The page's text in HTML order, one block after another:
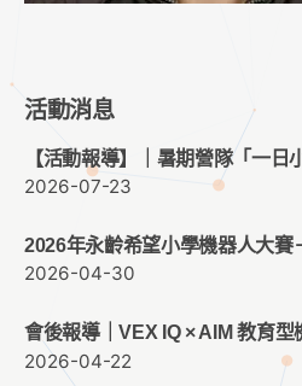
活動消息
【活動報導】｜暑期營隊「一日
2026-07-23
2026年永齡希望小學機器人大賽
2026-04-30
會後報導｜VEX IQ × AIM 教育型
2026-04-22